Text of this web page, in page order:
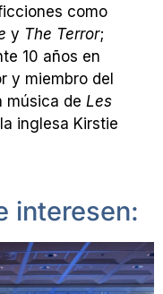
como
y The Terror;
10 años en
y miembro del
música de Les
inglesa Kirstie
interesen: